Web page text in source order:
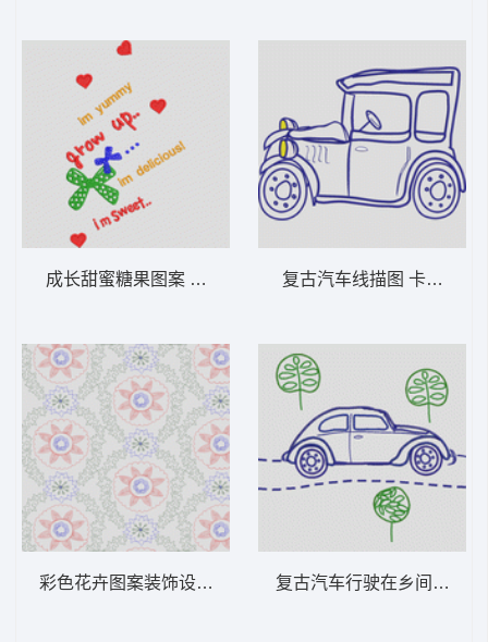
成长甜蜜糖果图案 女装服装时装
彩色花卉图案装饰设计 女装服装时装
复古汽车线描图 卡